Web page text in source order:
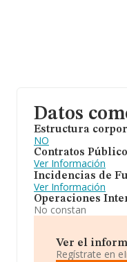
Datos
Estructura
NO
Contratos
Ver Información
Incidencias de
Ver Información
Operaciones
No constan
Ver el
Regístrate en